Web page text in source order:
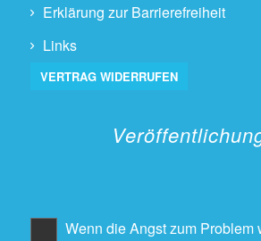
Erklärung zur Barrierefreiheit
Links
VERTRAG WIDERRUFEN
Wenn die Angst zum Problem